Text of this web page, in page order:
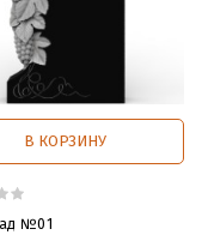
В КОРЗИНУ
№01